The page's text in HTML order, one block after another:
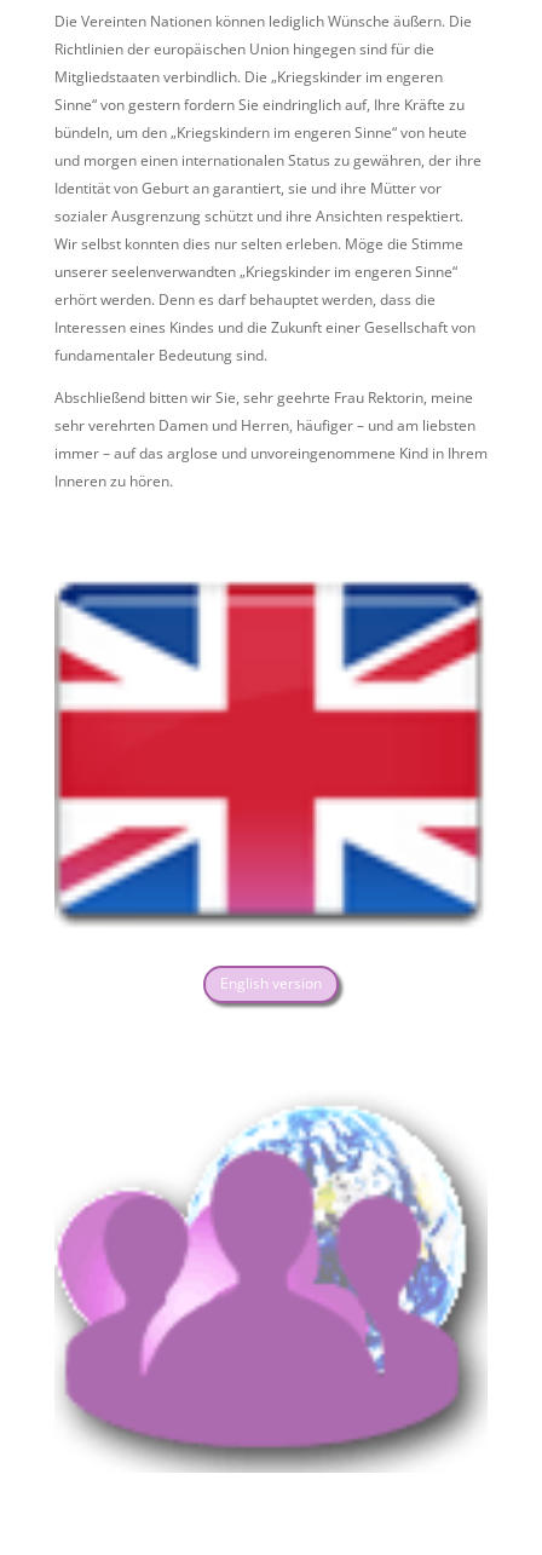
Die Vereinten Nationen können lediglich Wünsche äußern. Die
Richtlinien der europäischen Union hingegen sind für die
Mitgliedstaaten verbindlich. Die „Kriegskinder im engeren
Sinne“ von gestern fordern Sie eindringlich auf, Ihre Kräfte zu
bündeln, um den „Kriegskindern im engeren Sinne“ von heute
und morgen einen internationalen Status zu gewähren, der ihre
Identität von Geburt an garantiert, sie und ihre Mütter vor
sozialer Ausgrenzung schützt und ihre Ansichten respektiert.
Wir selbst konnten dies nur selten erleben. Möge die Stimme
unserer seelenverwandten „Kriegskinder im engeren Sinne“
erhört werden. Denn es darf behauptet werden, dass die
Interessen eines Kindes und die Zukunft einer Gesellschaft von
fundamentaler Bedeutung sind.
Abschließend bitten wir Sie, sehr geehrte Frau Rektorin, meine
sehr verehrten Damen und Herren, häufiger – und am liebsten
immer – auf das arglose und unvoreingenommene Kind in Ihrem
Inneren zu hören.
English version